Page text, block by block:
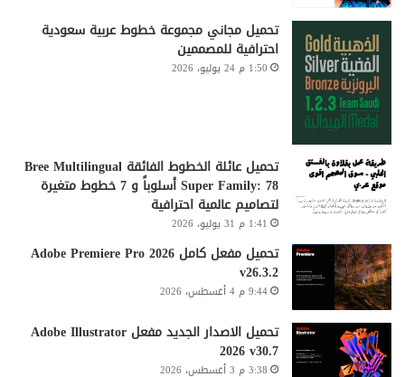
تحميل مجاني مجموعة خطوط عربية سعودية
احترافية للمصممين
1:50 م 24 يوليو، 2026
تحميل عائلة الخطوط الفائقة Bree Multilingual
Super Family: 78 أسلوباً و 7 خطوط متغيرة
لتصاميم عالمية احترافية
1:41 م 31 يوليو، 2026
تحميل مفعل كامل Adobe Premiere Pro 2026
v26.3.2
9:44 م 4 أغسطس، 2026
تحميل الاصدار الجديد مفعل Adobe Illustrator
2026 v30.7
3:38 م 3 أغسطس، 2026